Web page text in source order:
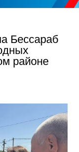
Бессараб
районе